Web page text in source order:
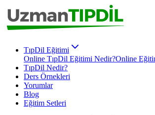
TıpDil Eğitimi
Online TıpDil Eğitimi Nedir?Online
TıpDil Nedir?
Ders Örnekleri
Yorumlar
Blog
Eğitim Setleri